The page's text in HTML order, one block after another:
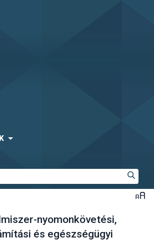
nyomonkövetési,
és egészségügyi